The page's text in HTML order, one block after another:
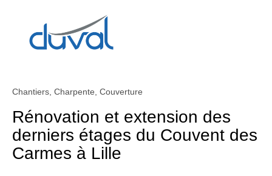
Chantiers Charpente Couverture
Rénovation et extension des
derniers étages du Couvent des
Carmes à Lille